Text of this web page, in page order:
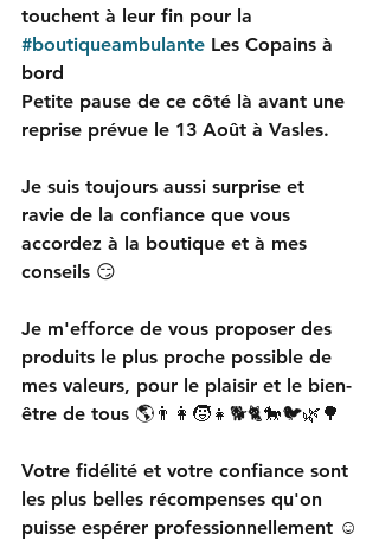
touchent à leur fin pour la
#boutiqueambulante Les Copains à
bord
Petite pause de ce côté là avant une
reprise prévue le 13 Août à Vasles.
Je suis toujours aussi surprise et
ravie de la confiance que vous
accordez à la boutique et à mes
conseils 😏
Je m'efforce de vous proposer des
produits le plus proche possible de
mes valeurs, pour le plaisir et le bien-
être de tous 🌎👨👩🧒👧🐕🐈🐎🐦🌿🌳
Votre fidélité et votre confiance sont
les plus belles récompenses qu'on
puisse espérer professionnellement ☺️